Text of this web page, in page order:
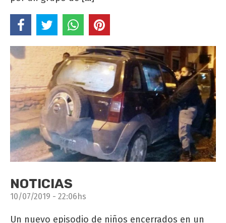
NOTICIAS
10/07/2019 - 22:06hs
Un nuevo episodio de niños encerrados en un